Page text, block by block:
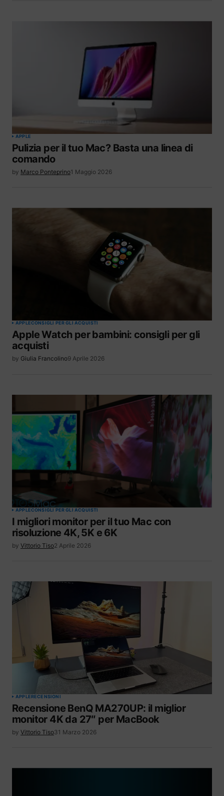
APPLE
Pulizia per il tuo Mac? Basta una linea di
comando
by Marco Ponteprino1 Maggio 2026
APPLECONSIGLI PER GLI ACQUISTI
Apple Watch per bambini: consigli per gli
acquisti
by Giulia Francolino9 Aprile 2026
APPLECONSIGLI PER GLI ACQUISTI
I migliori monitor per il tuo Mac con
risoluzione 4K, 5K e 6K
by Vittorio Tiso2 Aprile 2026
APPLERECENSIONI
Recensione BenQ MA270UP: il miglior
monitor 4K da 27″ per MacBook
by Vittorio Tiso31 Marzo 2026